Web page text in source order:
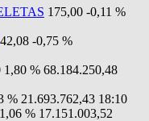
175,00 -0,11 %
42,08 -0,75 %
1,80 % 68.184.250,48
% 21.693.762,43 18:10
% 17.151.003,52